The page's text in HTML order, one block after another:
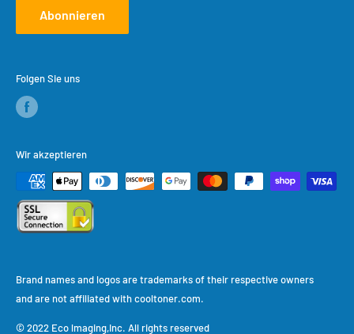
Abonnieren
Brand names and logos are trademarks of their respective owners
and are not affiliated with cooltoner.com.
© 2022 Eco lmaging,Inc. All rights reserved
Folgen Sie uns
Wir akzeptieren